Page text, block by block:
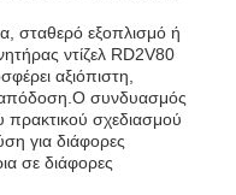
σταθερό εξοπλισμό ή
ντίζελ RD2V80
αξιόπιστη,
απόδοση.Ο συνδυασμός
πρακτικού σχεδιασμού
για διάφορες
σε διάφορες